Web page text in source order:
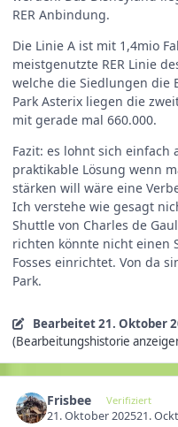
RER Anbindung.
Die Linie A ist mit 1,4mio
meistgenutzte RER Linie
welche die Siedlungen die
Park Asterix liegen die
mit gerade mal 660.000.
Fazit: es lohnt sich
praktikable Lösung wenn
stärken will wäre eine
Ich verstehe wie gesagt
Shuttle von Charles de
richten könnte nicht einen
Fosses einrichtet. Von da
Park.
Bearbeitet21. Oktober
(Bearbeitungshistorie
Frisbee Verifiziert
21. Oktober 202521. Ockt